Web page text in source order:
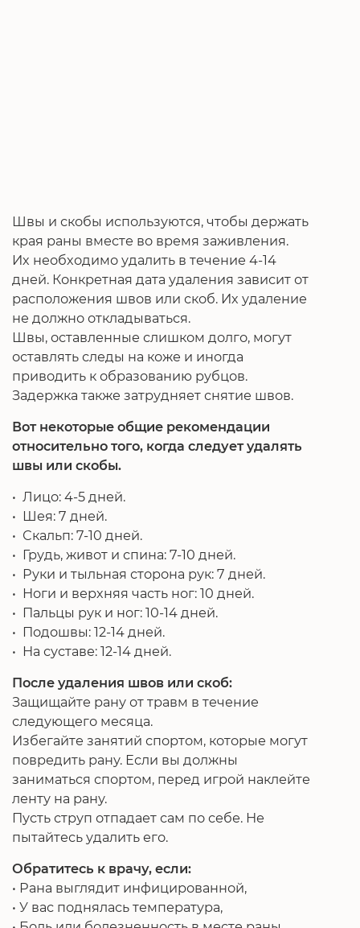
Швы и скобы используются, чтобы держать
края раны вместе во время заживления.
Их необходимо удалить в течение 4-14
дней. Конкретная дата удаления зависит от
расположения швов или скоб. Их удаление
не должно откладываться.
Швы, оставленные слишком долго, могут
оставлять следы на коже и иногда
приводить к образованию рубцов.
Задержка также затрудняет снятие швов.
Вот некоторые общие рекомендации
относительно того, когда следует удалять
швы или скобы.
• Лицо: 4-5 дней.
• Шея: 7 дней.
• Скальп: 7-10 дней.
• Грудь, живот и спина: 7-10 дней.
• Руки и тыльная сторона рук: 7 дней.
• Ноги и верхняя часть ног: 10 дней.
• Пальцы рук и ног: 10-14 дней.
• Подошвы: 12-14 дней.
• На суставе: 12-14 дней.
После удаления швов или скоб:
Защищайте рану от травм в течение
следующего месяца.
Избегайте занятий спортом, которые могут
повредить рану. Если вы должны
заниматься спортом, перед игрой наклейте
ленту на рану.
Пусть струп отпадает сам по себе. Не
пытайтесь удалить его.
Обратитесь к врачу, если:
• Рана выглядит инфицированной,
• У вас поднялась температура,